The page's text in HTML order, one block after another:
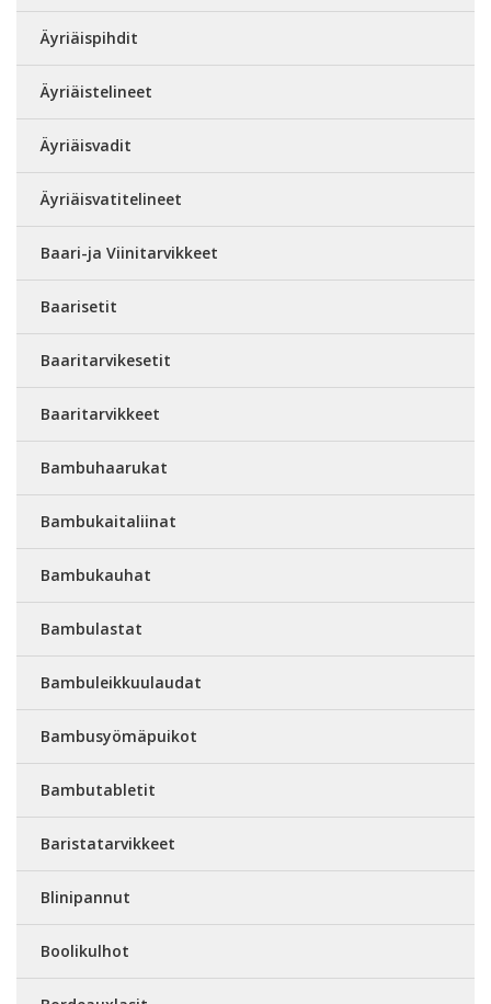
Äyriäispihdit
Äyriäistelineet
Äyriäisvadit
Äyriäisvatitelineet
Baari-ja Viinitarvikkeet
Baarisetit
Baaritarvikesetit
Baaritarvikkeet
Bambuhaarukat
Bambukaitaliinat
Bambukauhat
Bambulastat
Bambuleikkuulaudat
Bambusyömäpuikot
Bambutabletit
Baristatarvikkeet
Blinipannut
Boolikulhot